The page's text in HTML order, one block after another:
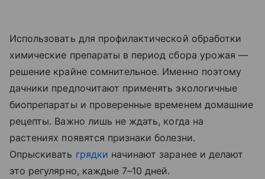
Использовать для профилактической обработки
химические препараты в период сбора урожая —
решение крайне сомнительное. Именно поэтому
дачники предпочитают применять экологичные
биопрепараты и проверенные временем домашние
рецепты. Важно лишь не ждать, когда на
растениях появятся признаки болезни.
Опрыскивать грядки начинают заранее и делают
это регулярно, каждые 7–10 дней.